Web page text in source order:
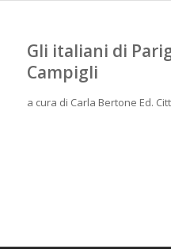
Gli italiani di
Campigli
a cura di Carla Bertone Ed.